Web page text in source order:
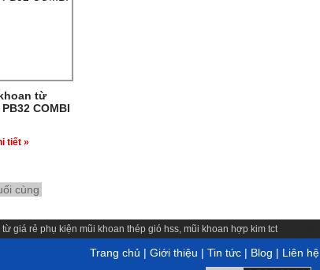
từ
COMBI
tiết »
cùng
giá rẻ phụ kiện mũi khoan thép gió hss, mũi khoan hợp kim tct
Trang chủ | Giới thiệu | Tin tức | Blog | Liên hệ